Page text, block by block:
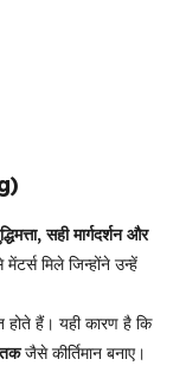
सही मार्गदर्शन और
मिले जिन्होंने उन्हें
होते हैं। यही कारण है कि
जैसे कीर्तिमान बनाए।